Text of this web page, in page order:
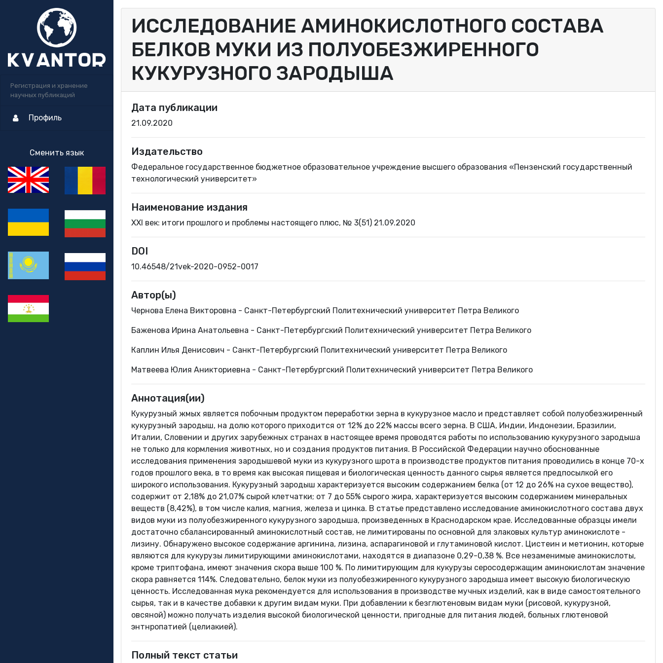
Регистрация и хранение
научных публикаций
Профиль
Сменить язык
ИССЛЕДОВАНИЕ АМИНОКИСЛОТНОГО СОСТАВА
БЕЛКОВ МУКИ ИЗ ПОЛУОБЕЗЖИРЕННОГО
КУКУРУЗНОГО ЗАРОДЫША
Дата публикации
21.09.2020
Издательство
Федеральное государственное бюджетное образовательное учреждение высшего образования «Пензенский государственный
технологический университет»
Наименование издания
XXI век: итоги прошлого и проблемы настоящего плюс, № 3(51) 21.09.2020
DOI
10.46548/21vek-2020-0952-0017
Автор(ы)
Чернова Елена Викторовна - Санкт-Петербургский Политехнический университет Петра Великого
Баженова Ирина Анатольевна - Санкт-Петербургский Политехнический университет Петра Великого
Каплин Илья Денисович - Санкт-Петербургский Политехнический университет Петра Великого
Матвеева Юлия Аникториевна - Санкт-Петербургский Политехнический университет Петра Великого
Аннотация(ии)
Кукурузный жмых является побочным продуктом переработки зерна в кукурузное масло и представляет собой полуобезжиренный
кукурузный зародыш, на долю которого приходится от 12% до 22% массы всего зерна. В США, Индии, Индонезии, Бразилии,
Италии, Словении и других зарубежных странах в настоящее время проводятся работы по использованию кукурузного зародыша
не только для кормления животных, но и создания продуктов питания. В Российской Федерации научно обоснованные
исследования применения зародышевой муки из кукурузного шрота в производстве продуктов питания проводились в конце 70-х
годов прошлого века, в то время как высокая пищевая и биологическая ценность данного сырья является предпосылкой его
широкого использования. Кукурузный зародыш характеризуется высоким содержанием белка (от 12 до 26% на сухое вещество),
содержит от 2,18% до 21,07% сырой клетчатки; от 7 до 55% сырого жира, характеризуется высоким содержанием минеральных
веществ (8,42%), в том числе калия, магния, железа и цинка. В статье представлено исследование аминокислотного состава двух
видов муки из полуобезжиренного кукурузного зародыша, произведенных в Краснодарском крае. Исследованные образцы имели
достаточно сбалансированный аминокислотный состав, не лимитированы по основной для злаковых культур аминокислоте -
лизину. Обнаружено высокое содержание аргинина, лизина, аспарагиновой и глутаминовой кислот. Цистеин и метионин, которые
являются для кукурузы лимитирующими аминокислотами, находятся в диапазоне 0,29-0,38 %. Все незаменимые аминокислоты,
кроме триптофана, имеют значения скора выше 100 %. По лимитирующим для кукурузы серосодержащим аминокислотам значение
скора равняется 114%. Следовательно, белок муки из полуобезжиренного кукурузного зародыша имеет высокую биологическую
ценность. Исследованная мука рекомендуется для использования в производстве мучных изделий, как в виде самостоятельного
сырья, так и в качестве добавки к другим видам муки. При добавлении к безглютеновым видам муки (рисовой, кукурузной,
овсяной) можно получать изделия высокой биологической ценности, пригодные для питания людей, больных глютеновой
энтнропатией (целиакией).
Полный текст статьи